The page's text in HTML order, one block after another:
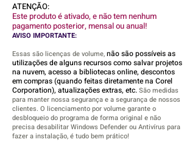
ATENÇÃO:
Este produto é ativado, e não tem nenhum
pagamento posterior, mensal ou anual!
AVISO IMPORTANTE:
Essas são licenças de volume,não são possíveis as
utilizações de alguns recursos como salvar projetos
na nuvem, acesso a bibliotecas online, descontos
em compras (quando feitas diretamente na Corel
Corporation), atualizações extras, etc.São medidas
para manter nossa segurança e a segurança de nossos
clientes. O licenciamento por volume garante o
desbloqueio do programa de forma original e não
precisa desabilitar Windows Defender ou Antivírus para
fazer a instalação, é tudo bem prático!